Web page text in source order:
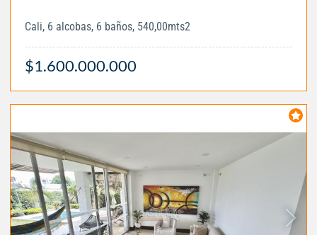
Cali, 6 alcobas, 6 baños, 540,00mts2
$1.600.000.000